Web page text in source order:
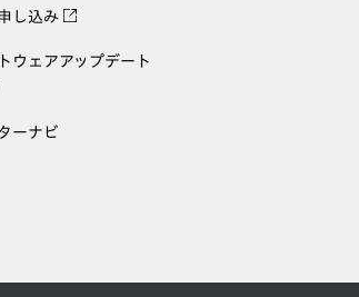
し込み
ウェアアップデート
ーナビ